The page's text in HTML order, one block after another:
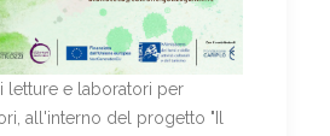
letture e laboratori per
all'interno del progetto "Il